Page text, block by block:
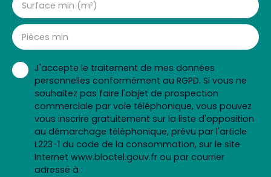
Surface min (m²)
Pièces min
J'accepte le traitement de mes données
personnelles conformément au RGPD. Si vous ne
souhaitez pas faire l'objet de prospection
commerciale par voie téléphonique, vous pouvez
vous inscrire gratuitement sur la liste d'opposition
au démarchage téléphonique, prévu par l'article
L223-1 du code de la consommation, sur le site
Internet www.bloctel.gouv.fr ou par courrier
adressé à :